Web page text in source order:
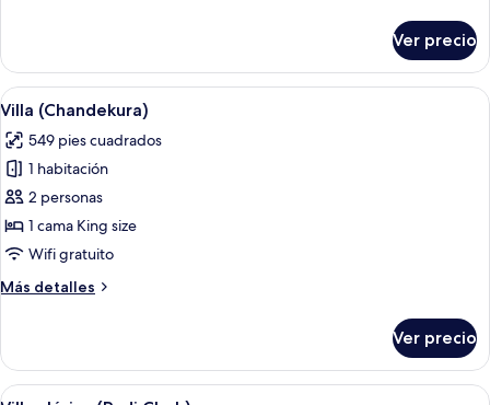
clásica
(Nyiur)
Ver precio
Abrir
todas
las
fotos
de
Villa
(Chandekura)
Una casa de madera tradicional con
4
Villa (Chandekura)
549 pies cuadrados
1 habitación
2 personas
1 cama King size
Wifi gratuito
Más detalles
Más
(Chandekura)
Ver precio
Abrir Una habitación con cama con dosel,